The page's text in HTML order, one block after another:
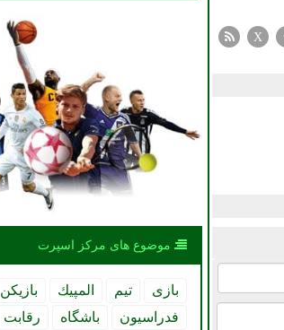
X
موضوع های مركز اسپرت
بازی تیم المپیك
بازیكن
فدراسیون
باشگاه
رقابت